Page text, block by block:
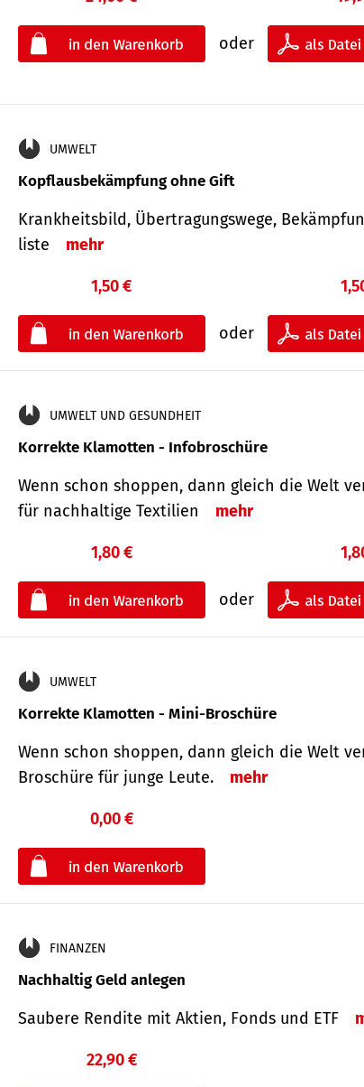
oder
UMWELT
Kopflausbekämpfung ohne Gift
Krankheits­bild, Übertra­gungs­wege,
liste
mehr
1,50 €
oder
UMWELT UND GESUNDHEIT
Korrekte Klamotten - Infobroschüre
Wenn schon shoppen, dann gleich die Welt
für nachhaltige Textilien
mehr
1,80 €
oder
UMWELT
Korrekte Klamotten - Mini-Broschüre
Wenn schon shoppen, dann gleich die Welt
Broschüre für junge Leute.
mehr
0,00 €
FINANZEN
Nachhaltig Geld anlegen
Saubere Rendite mit Aktien, Fonds und ETF
22,90 €